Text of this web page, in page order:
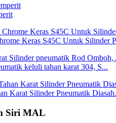
Keras S45C Untuk Silinder
keluli tahan karat 304, S...
Karat Silinder Pneumatik
Siri MAL